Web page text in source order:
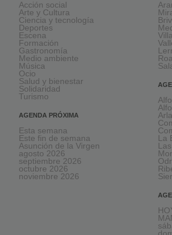
Acción social
Arte y Cultura
Ciencia y tecnología
Deportes
Escena
Formación
Gastronomía
Medio ambiente
Música
Ocio
Salud y bienestar
Solidaridad
Turismo
AGENDA PRÓXIMA
Esta semana
Este fin de semana
Asunción de la Virgen
agosto 2026
septiembre 2026
octubre 2026
noviembre 2026
La